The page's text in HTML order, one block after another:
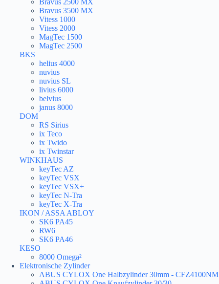
Bravus 3500 MX
Vitess 1000
Vitess 2000
MagTec 1500
MagTec 2500
BKS
helius 4000
nuvius
nuvius SL
livius 6000
belvius
janus 8000
DOM
RS Sirius
ix Teco
ix Twido
ix Twinstar
WINKHAUS
keyTec AZ
keyTec VSX
keyTec VSX+
keyTec N-Tra
keyTec X-Tra
IKON / ASSA ABLOY
SK6 PA45
RW6
SK6 PA46
KESO
8000 Omega²
Elektronische Zylinder
ABUS CYLOX One Halbzylinder 30mm - CFZ4100NM